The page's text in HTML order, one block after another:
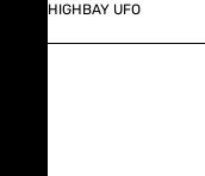
HIGHBAY UFO